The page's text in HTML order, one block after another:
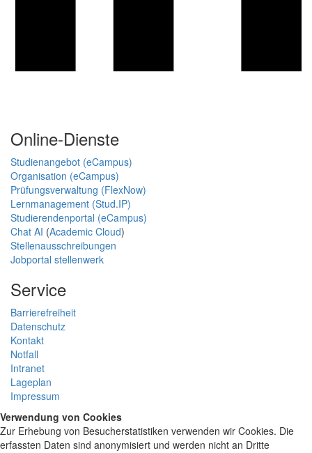
Online-Dienste
Studienangebot (eCampus)
Organisation (eCampus)
Prüfungsverwaltung (FlexNow)
Lernmanagement (Stud.IP)
Studierendenportal (eCampus)
Chat AI (Academic Cloud)
Stellenausschreibungen
Jobportal stellenwerk
Service
Barrierefreiheit
Datenschutz
Kontakt
Notfall
Intranet
Lageplan
Impressum
Verwendung von Cookies
Zur Erhebung von Besucherstatistiken verwenden wir Cookies. Die
erfassten Daten sind anonymisiert und werden nicht an Dritte